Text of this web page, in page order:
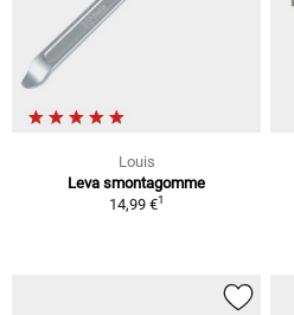
Louis
Leva smontagomme
14,99 €1